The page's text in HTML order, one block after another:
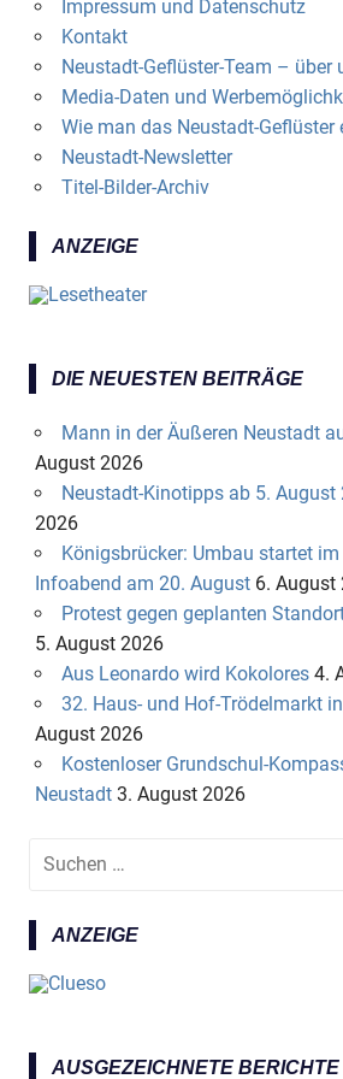
Impressum und Datenschutz
Kontakt
Neustadt-Geflüster-Team – über
Media-Daten und
Wie man das Neustadt-Geflüster
Neustadt-Newsletter
Titel-Bilder-Archiv
ANZEIGE
DIE NEUESTEN BEITRÄGE
Mann in der Äußeren Neustadt
August 2026
Neustadt-Kinotipps ab 5. August
2026
Königsbrücker: Umbau startet
Infoabend am 20. August 6. August
Protest gegen geplanten
5. August 2026
Aus Leonardo wird Kokolores 4.
32. Haus- und Hof-Trödelmarkt
August 2026
Kostenloser Grundschul-
Neustadt 3. August 2026
e
ANZEIGE
AUSGEZEICHNETE BERICHTE